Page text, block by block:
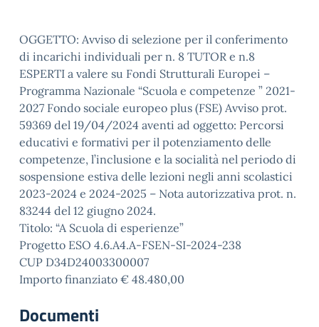
OGGETTO: Avviso di selezione per il conferimento
di incarichi individuali per n. 8 TUTOR e n.8
ESPERTI a valere su Fondi Strutturali Europei –
Programma Nazionale “Scuola e competenze ” 2021-
2027 Fondo sociale europeo plus (FSE) Avviso prot.
59369 del 19/04/2024 aventi ad oggetto: Percorsi
educativi e formativi per il potenziamento delle
competenze, l’inclusione e la socialità nel periodo di
sospensione estiva delle lezioni negli anni scolastici
2023-2024 e 2024-2025 – Nota autorizzativa prot. n.
83244 del 12 giugno 2024.
Titolo: “A Scuola di esperienze”
Progetto ESO 4.6.A4.A-FSEN-SI-2024-238
CUP D34D24003300007
Importo finanziato € 48.480,00
Documenti